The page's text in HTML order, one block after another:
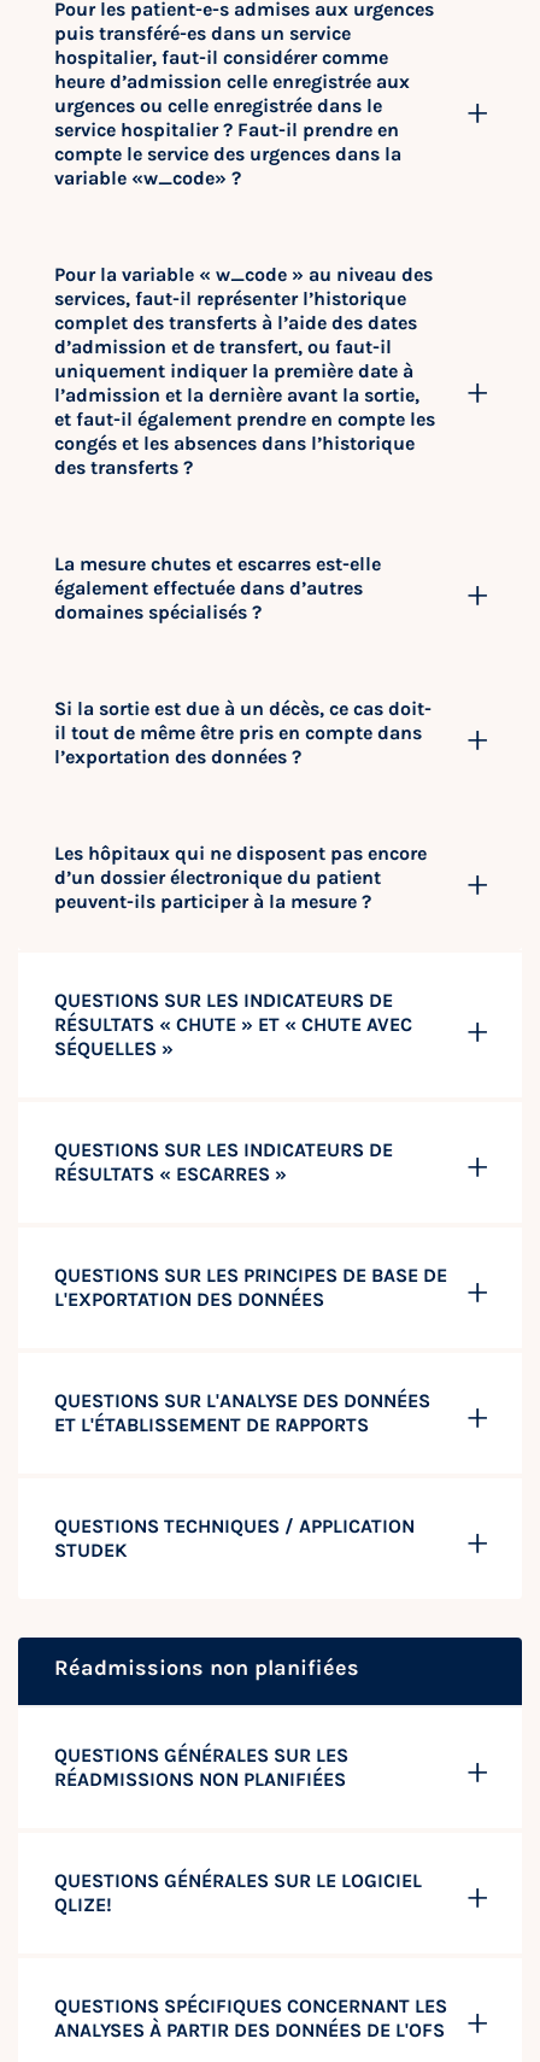
Pour les patient-e-s admises aux urgences
puis transféré-es dans un service
hospitalier, faut-il considérer comme
heure d’admission celle enregistrée aux
urgences ou celle enregistrée dans le
service hospitalier ? Faut-il prendre en
compte le service des urgences dans la
variable «w_code» ?
Pour la variable « w_code » au niveau des
services, faut-il représenter l’historique
complet des transferts à l’aide des dates
d’admission et de transfert, ou faut-il
uniquement indiquer la première date à
l’admission et la dernière avant la sortie,
et faut-il également prendre en compte les
congés et les absences dans l’historique
des transferts ?
La mesure chutes et escarres est-elle
également effectuée dans d’autres
domaines spécialisés ?
Si la sortie est due à un décès, ce cas doit-
il tout de même être pris en compte dans
l’exportation des données ?
Les hôpitaux qui ne disposent pas encore
d’un dossier électronique du patient
peuvent-ils participer à la mesure ?
QUESTIONS SUR LES INDICATEURS DE
RÉSULTATS « CHUTE » ET « CHUTE AVEC
SÉQUELLES »
QUESTIONS SUR LES INDICATEURS DE
RÉSULTATS « ESCARRES »
QUESTIONS SUR LES PRINCIPES DE BASE DE
L'EXPORTATION DES DONNÉES
QUESTIONS SUR L'ANALYSE DES DONNÉES
ET L'ÉTABLISSEMENT DE RAPPORTS
QUESTIONS TECHNIQUES / APPLICATION
STUDEK
Réadmissions non planifiées
QUESTIONS GÉNÉRALES SUR LES
RÉADMISSIONS NON PLANIFIÉES
QUESTIONS GÉNÉRALES SUR LE LOGICIEL
QLIZE!
QUESTIONS SPÉCIFIQUES CONCERNANT LES
ANALYSES À PARTIR DES DONNÉES DE L'OFS